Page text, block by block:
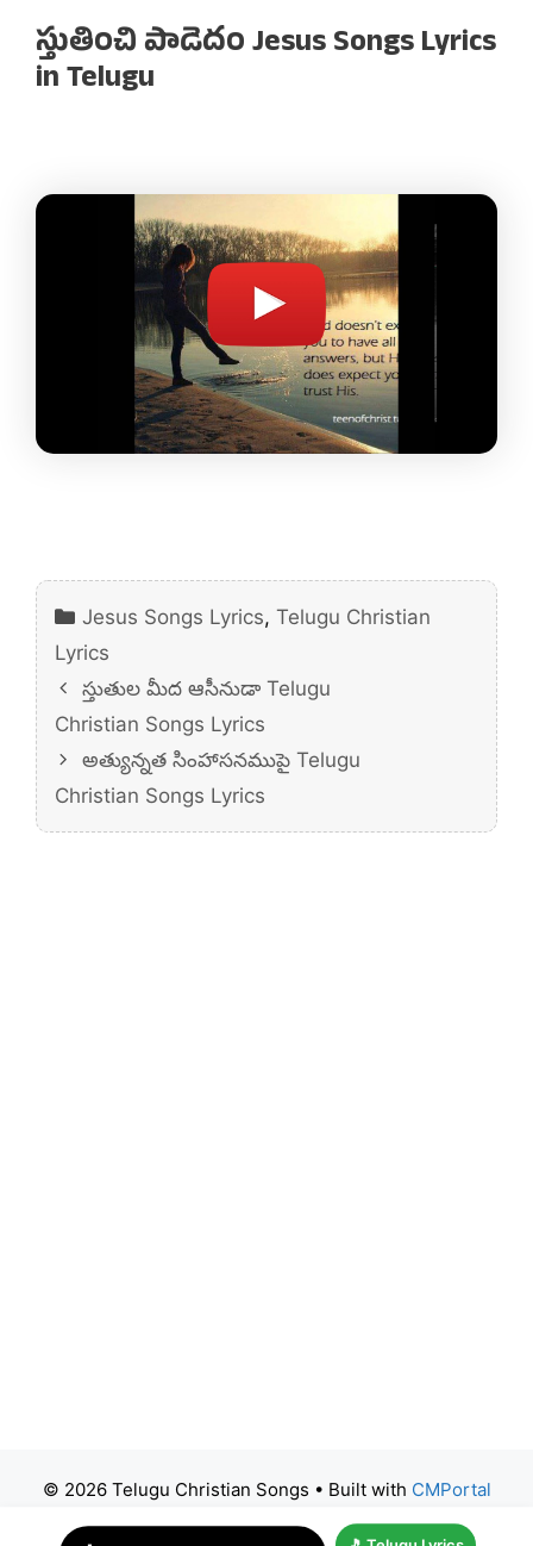
స్తుతించి పాడెదం Jesus Songs Lyrics
in Telugu
Categories
Jesus Songs Lyrics,Telugu Christian
Lyrics
స్తుతుల మీద ఆసీనుడా Telugu
Christian Songs Lyrics
అత్యున్నత సింహాసనముపై Telugu
Christian Songs Lyrics
© 2026 Telugu Christian Songs • Built with CMPortal